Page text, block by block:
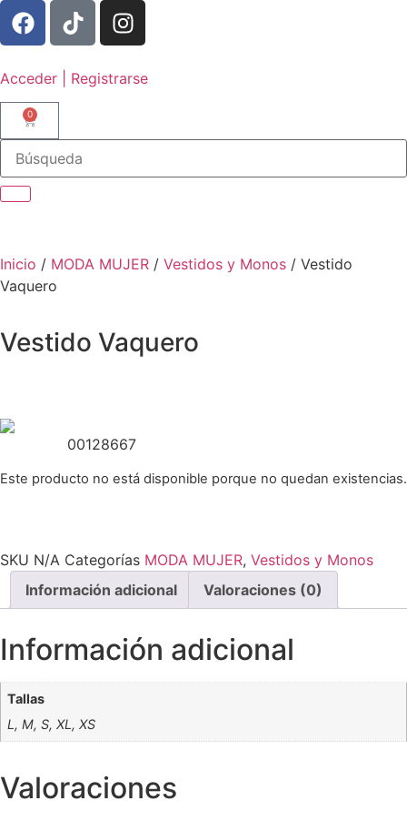
Acceder | Registrarse
0
Inicio / MODA MUJER / Vestidos y Monos / Vestido
Vaquero
Vestido Vaquero
00128667
Este producto no está disponible porque no quedan existencias.
SKU N/A Categorías MODA MUJER, Vestidos y Monos
Información adicional
Valoraciones (0)
Información adicional
Tallas
L, M, S, XL, XS
Valoraciones